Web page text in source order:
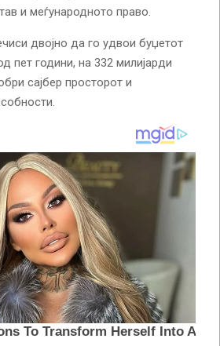
и меѓународното право.
двојно да го удвои буџетот
пет години, на 332 милијарди
сајбер просторот и